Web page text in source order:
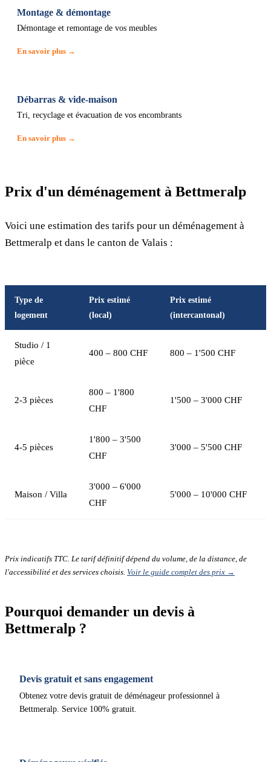
Montage & démontage
Démontage et remontage de vos meubles
En savoir plus →
Débarras & vide-maison
Tri, recyclage et évacuation de vos encombrants
En savoir plus →
Prix d'un déménagement à Bettmeralp
Voici une estimation des tarifs pour un déménagement à
Bettmeralp et dans le canton de Valais :
Type de
logement
Prix estimé
(local)
Prix estimé
(intercantonal)
Studio / 1
pièce
400 – 800 CHF 800 – 1'500 CHF
2-3 pièces
800 – 1'800
CHF
1'500 – 3'000 CHF
4-5 pièces
1'800 – 3'500
CHF
3'000 – 5'500 CHF
Maison / Villa
3'000 – 6'000
CHF
5'000 – 10'000 CHF
Prix indicatifs TTC. Le tarif définitif dépend du volume, de la distance, de
l'accessibilité et des services choisis. Voir le guide complet des prix →
Pourquoi demander un devis à
Bettmeralp ?
Devis gratuit et sans engagement
Obtenez votre devis gratuit de déménageur professionnel à
Bettmeralp. Service 100% gratuit.